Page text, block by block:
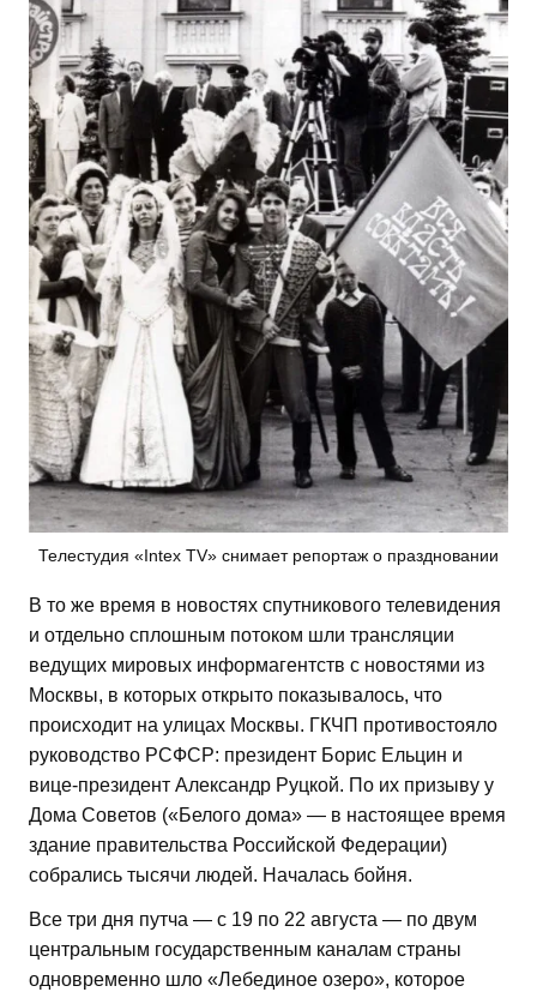
Телестудия «Intex TV» снимает репортаж о праздновании
В то же время в новостях спутникового телевидения
и отдельно сплошным потоком шли трансляции
ведущих мировых информагентств с новостями из
Москвы, в которых открыто показывалось, что
происходит на улицах Москвы. ГКЧП противостояло
руководство РСФСР: президент Борис Ельцин и
вице-президент Александр Руцкой. По их призыву у
Дома Советов («Белого дома» — в настоящее время
здание правительства Российской Федерации)
собрались тысячи людей. Началась бойня.
Все три дня путча — с 19 по 22 августа — по двум
центральным государственным каналам страны
одновременно шло «Лебединое озеро», которое